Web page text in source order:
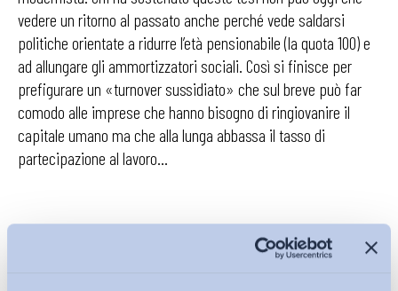
vedere un ritorno al passato anche perché vede saldarsi
politiche orientate a ridurre l’età pensionabile (la quota 100) e
ad allungare gli ammortizzatori sociali. Così si finisce per
prefigurare un «turnover sussidiato» che sul breve può far
comodo alle imprese che hanno bisogno di ringiovanire il
capitale umano ma che alla lunga abbassa il tasso di
partecipazione al lavoro…